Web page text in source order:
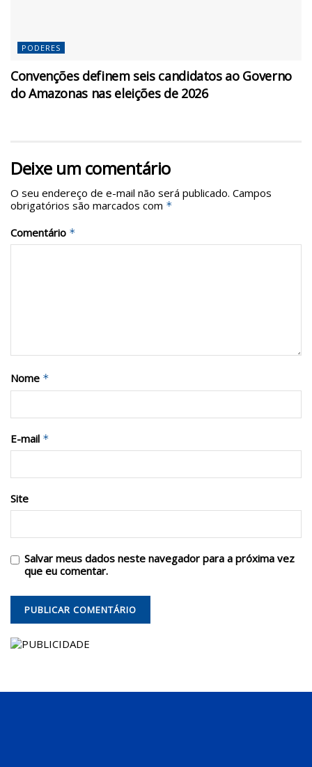
PODERES
Convenções definem seis candidatos ao Governo
do Amazonas nas eleições de 2026
Deixe um comentário
O seu endereço de e-mail não será publicado. Campos
obrigatórios são marcados com *
Comentário *
Nome *
E-mail *
Site
Salvar meus dados neste navegador para a próxima vez
que eu comentar.